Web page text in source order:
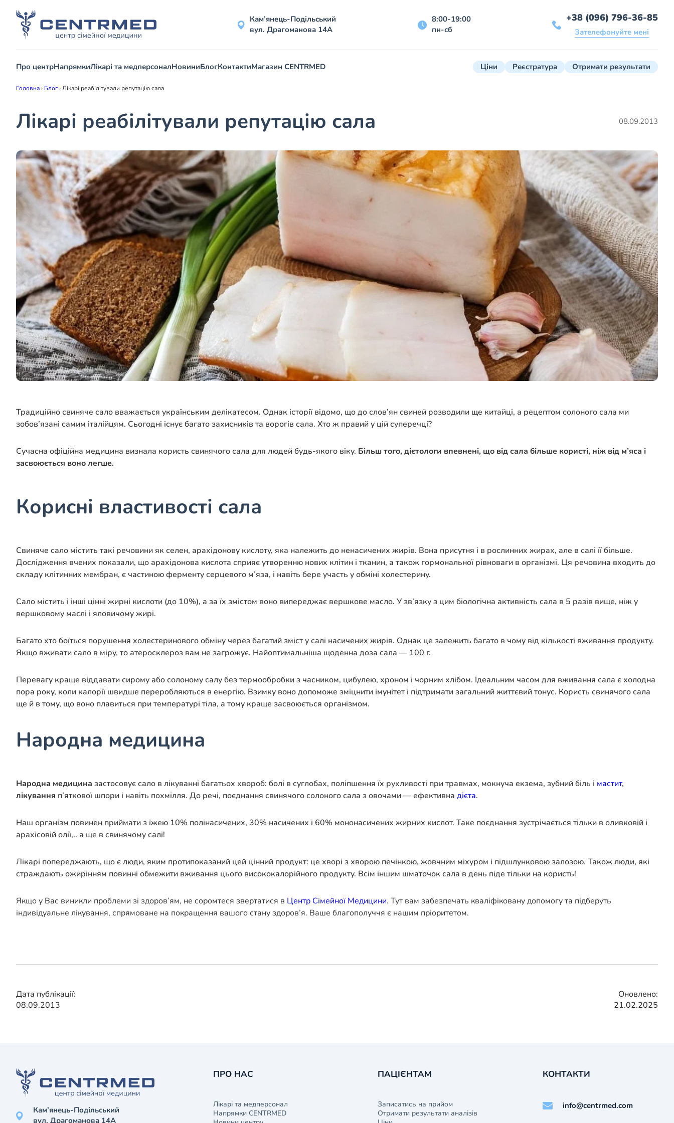
Кам’янець-Подільський
вул. Драгоманова 14А
8:00-19:00
пн-сб
+38 (096) 796-36-85
Зателефонуйте мені
Про центрНапрямкиЛікарі та медперсоналНовиниБлогКонтактиМагазин CENTRMED Ціни Реєстратура Отримати результати
Головна› Блог›Лікарі реабілітували репутацію сала
Лікарі реабілітували репутацію сала 08.09.2013
Традиційно свиняче сало вважається українським делікатесом. Однак історії відомо, що до слов’ян свиней розводили ще китайці, а рецептом солоного сала ми
зобов’язані самим італійцям. Сьогодні існує багато захисників та ворогів сала. Хто ж правий у цій суперечці?
Сучасна офіційна медицина визнала користь свинячого сала для людей будь-якого віку. Більш того, дієтологи впевнені, що від сала більше користі, ніж від м’яса і
засвоюється воно легше.
Корисні властивості сала
Свиняче сало містить такі речовини як селен, арахідонову кислоту, яка належить до ненасичених жирів. Вона присутня і в рослинних жирах, але в салі її більше.
Дослідження вчених показали, що арахідонова кислота сприяє утворенню нових клітин і тканин, а також гормональної рівноваги в організмі. Ця речовина входить до
складу клітинних мембран, є частиною ферменту серцевого м’яза, і навіть бере участь у обміні холестерину.
Сало містить і інші цінні жирні кислоти (до 10%), а за їх змістом воно випереджає вершкове масло. У зв’язку з цим біологічна активність сала в 5 разів вище, ніж у
вершковому маслі і яловичому жирі.
Багато хто боїться порушення холестеринового обміну через багатий зміст у салі насичених жирів. Однак це залежить багато в чому від кількості вживання продукту.
Якщо вживати сало в міру, то атеросклероз вам не загрожує. Найоптимальніша щоденна доза сала — 100 г.
Перевагу краще віддавати сирому або солоному салу без термообробки з часником, цибулею, хроном і чорним хлібом. Ідеальним часом для вживання сала є холодна
пора року, коли калорії швидше переробляються в енергію. Взимку воно допоможе зміцнити імунітет і підтримати загальний життєвий тонус. Користь свинячого сала
ще й в тому, що воно плавиться при температурі тіла, а тому краще засвоюється організмом.
Народна медицина
Народна медицина застосовує сало в лікуванні багатьох хвороб: болі в суглобах, поліпшення їх рухливості при травмах, мокнуча екзема, зубний біль і мастит,
лікування п’яткової шпори і навіть похмілля. До речі, поєднання свинячого солоного сала з овочами — ефективна дієта.
Наш організм повинен приймати з їжею 10% полінасичених, 30% насичених і 60% мононасичених жирних кислот. Таке поєднання зустрічається тільки в оливковій і
арахісовій олії,.. а ще в свинячому салі!
Лікарі попереджають, що є люди, яким протипоказаний цей цінний продукт: це хворі з хворою печінкою, жовчним міхуром і підшлунковою залозою. Також люди, які
страждають ожирінням повинні обмежити вживання цього висококалорійного продукту. Всім іншим шматочок сала в день піде тільки на користь!
Якщо у Вас виникли проблеми зі здоров’ям, не соромтеся звертатися в Центр Сімейної Медицини. Тут вам забезпечать кваліфіковану допомогу та підберуть
індивідуальне лікування, спрямоване на покращення вашого стану здоров’я. Ваше благополуччя є нашим пріоритетом.
Дата публікації:
08.09.2013
Оновлено:
21.02.2025
Кам’янець-Подільський
вул. Драгоманова 14А
ПРО НАС
Лікарі та медперсонал
Напрямки CENTRMED
ПАЦІЄНТАМ
Записатись на прийом
Отримати результати аналізів
КОНТАКТИ
info@centrmed.com